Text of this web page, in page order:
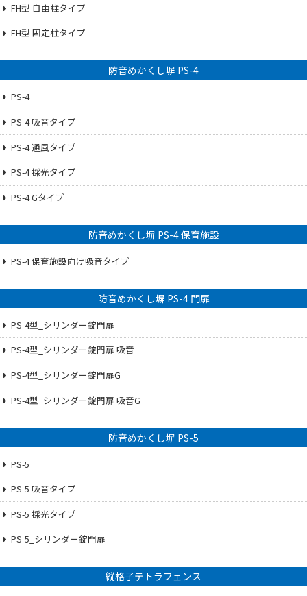
FH型 自由柱タイプ
FH型 固定柱タイプ
防音めかくし塀 PS-4
PS-4
PS-4 吸音タイプ
PS-4 通風タイプ
PS-4 採光タイプ
PS-4 Gタイプ
防音めかくし塀 PS-4 保育施設
PS-4 保育施設向け吸音タイプ
防音めかくし塀 PS-4 門扉
PS-4型_シリンダー錠門扉
PS-4型_シリンダー錠門扉 吸音
PS-4型_シリンダー錠門扉G
PS-4型_シリンダー錠門扉 吸音G
防音めかくし塀 PS-5
PS-5
PS-5 吸音タイプ
PS-5 採光タイプ
PS-5_シリンダー錠門扉
縦格子テトラフェンス